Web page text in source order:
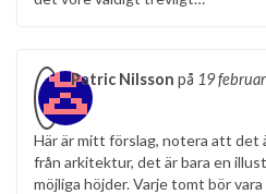
Patric Nilsson på 19
Här är mitt förslag, notera att det
från arkitektur, det är bara en
möjliga höjder. Varje tomt bör